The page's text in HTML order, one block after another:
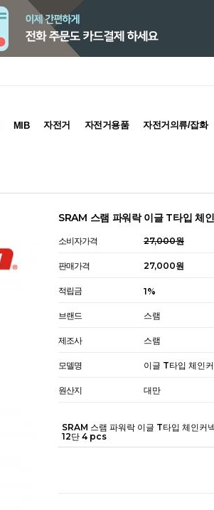
MIB 자전거 자전거용품 자전거의류/잡화
SRAM 스램 파워락 이글 T타입 체
소비자가격 27,000원
판매가격 27,000원
적립금 1%
브랜드 스램
제조사 스램
모델명 이글 T타입 체인
원산지 대만
SRAM 스램 파워락 이글 T타입 체인커
12단 4 pcs